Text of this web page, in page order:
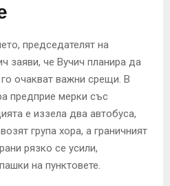
председателят на
заяви, че Вучич планира да
очакват важни срещи. В
предприе мерки със
е иззела два автобуса,
група хора, а граничният
рязко се усили,
на пунктовете.